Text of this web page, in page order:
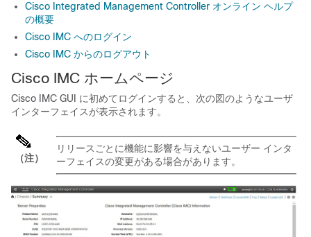
Cisco Integrated Management Controller オンライン ヘルプ
の概要
Cisco IMC へのログイン
Cisco IMC からのログアウト
Cisco IMC ホームページ
Cisco IMC GUI
に初めてログインすると、次の図のようなユーザ
インターフェイスが表示されます。
（注）
リリースごとに機能に影響を与えないユーザー インタ
ーフェイスの変更がある場合があります。